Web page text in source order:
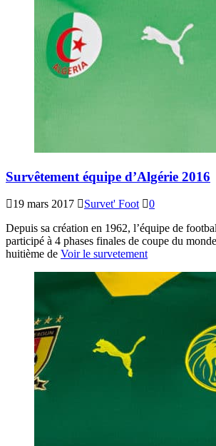
Survêtement équipe d’Algérie 2016
19 mars 2017 Survet' Foot
0
Depuis sa création en 1962, l’équipe de
participé à 4 phases finales de coupe du
huitième de Voir le survetement